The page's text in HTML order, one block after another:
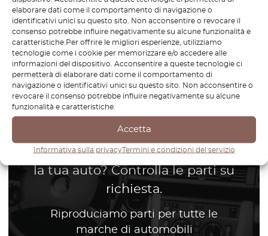
elaborare dati come il comportamento di navigazione o
identificativi unici su questo sito. Non acconsentire o revocare il
consenso potrebbe influire negativamente su alcune funzionalità e
caratteristiche.Per offrire le migliori esperienze, utilizziamo
tecnologie come i cookie per memorizzare e/o accedere alle
informazioni del dispositivo. Acconsentire a queste tecnologie ci
permetterà di elaborare dati come il comportamento di
navigazione o identificativi unici su questo sito. Non acconsentire o
revocare il consenso potrebbe influire negativamente su alcune
funzionalità e caratteristiche.
Accetta
Informativa sulla privacyTermini e condizioni del servizio
Pagina1/1
Non riesci a trovare il pezzo per
la tua auto? Controlla le parti su
richiesta.
Riproduciamo parti per tutte le
marche di automobili